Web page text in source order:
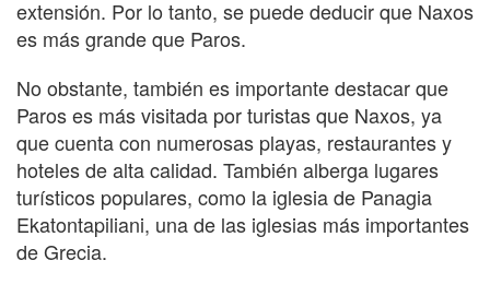
extensión. Por lo tanto, se puede deducir que Naxos
es más grande que Paros.
No obstante, también es importante destacar que
Paros es más visitada por turistas que Naxos, ya
que cuenta con numerosas playas, restaurantes y
hoteles de alta calidad. También alberga lugares
turísticos populares, como la iglesia de Panagia
Ekatontapiliani, una de las iglesias más importantes
de Grecia.